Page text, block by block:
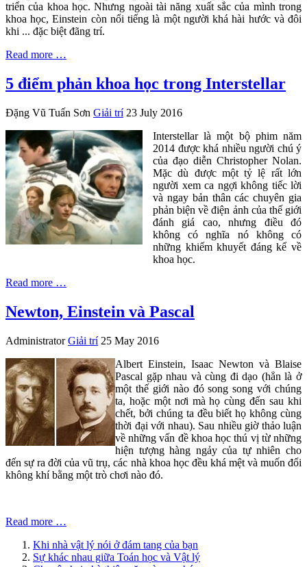
triển của khoa học. Nhưng ngoài tài năng xuất sắc của mình trong
khoa học, Einstein còn nổi tiếng là một người khá hài hước và đôi
khi ... đặc biệt đãng trí.
Read more …
5 điểm phản khoa học trong Interstellar
Đặng Vũ Tuấn Sơn Giải trí 23 July 2016
Interstellar là một bộ phim năm
2014 được khá nhiều người chú ý
của đạo diễn Christopher Nolan.
Mặc dù được một tỷ lệ rất lớn
người xem ca ngợi không tiếc lời
và ngay bản thân các chuyên gia
phản biện về điện ảnh của thế giới
đánh giá cao, nhưng điều đó
không có nghĩa nó không có
những khiếm khuyết đáng kể về
khoa học.
Read more …
Newton, Einstein và Pascal
Administrator Giải trí 25 May 2016
Albert Einstein, Isaac Newton và Blaise
Pascal gặp nhau và cùng đi dạo (hẳn là ở
một thế giới nào đó song song với chúng
ta, hoặc một nơi mà họ cùng đến sau khi
chết, bởi chúng ta đều biết họ không cùng
thời đại với nhau). Sau nhiều giờ thảo luận
về những vấn đề khoa học thú vị từ những
hiện tượng hàng ngảy của tự nhiên cho
đến sự ra đời của vũ trụ, các nhà khoa học đều khá mệt và muốn đổi
không khí bằng một trò chơi nào đó.
Read more …
Khi nhà vật lý nói ở đám tang của bạn
Sự khác nhau giữa Toán học và Vật lý